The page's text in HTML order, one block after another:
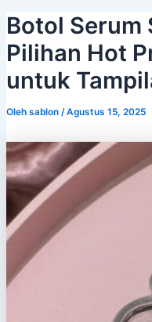
Botol Serum
Pilihan Hot
untuk
Oleh sablon /Agustus 15, 2025